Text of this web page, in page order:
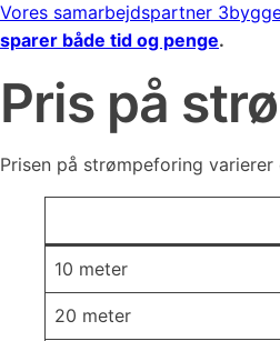
Vores samarbejdspartner
sparer både tid og penge.
Pris på
Prisen på strømpeforing
10 meter
20 meter